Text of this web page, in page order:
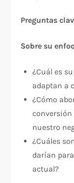
Preguntas
Sobre su
¿Cuál es
adaptan a
¿Cómo
conversión
nuestro
¿Cuáles
darían
actual?​